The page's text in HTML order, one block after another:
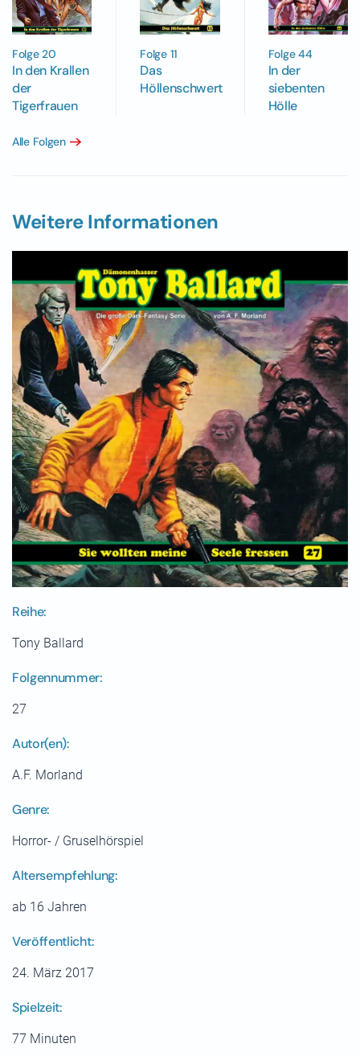
Folge 20
In den Krallen
der
Tigerfrauen
Folge 11
Das
Höllenschwert
Folge 44
In der
siebenten
Hölle
Alle Folgen
Weitere Informationen
Reihe:
Tony Ballard
Folgennummer:
27
Autor(en):
A.F. Morland
Genre:
Horror- / Gruselhörspiel
Altersempfehlung:
ab 16 Jahren
Veröffentlicht:
24. März 2017
Spielzeit:
77 Minuten